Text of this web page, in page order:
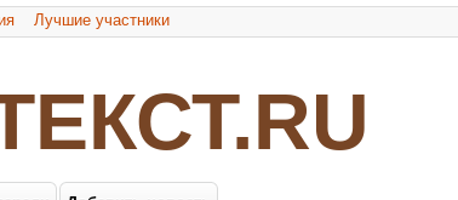
Лучшие участники